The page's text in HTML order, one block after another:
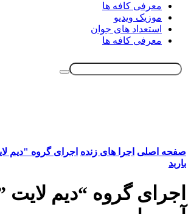
معرفی کافه ها
موزیک ویدیو
استعداد های جوان
معرفی کافه ها
صفحه اصلی اجرا های زنده اجرای گروه "دیم
باربد
اجرای گروه “دیم لایت